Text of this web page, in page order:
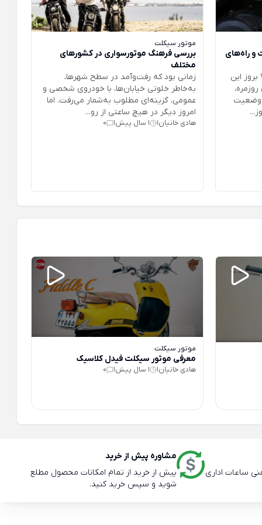
و راه‌های
این
وضعیت
موتور سیکلت
بررسی فرهنگ موتورسواری در کشورهای
مختلف
زمانی بود که رفت‌وآمد در سطح شهرها،
به‌خاطر خلوتی خیابان‌ها، با خودروی شخصی و
عمومی، گزینه‌ای مطلوب به‌شمار می‌رفت. اما
امروز دیگر در هیچ ساعتی از رو...
هادی خانیان| 1 سال پیش |
0
موتور سیکلت
معرفی موتور سیکلت فیدل کلاسیک
هادی خانیان| 1 سال پیش |
0
مشاوره پیش از خرید
پیش از خرید از تمام امکانات محصول مطلع
شوید و سپس خرید کنید.